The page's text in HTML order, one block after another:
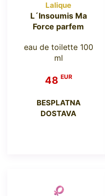
Lalique
L´Insoumis Ma
Force parfem
eau de toilette 100
ml
48 EUR
BESPLATNA
DOSTAVA